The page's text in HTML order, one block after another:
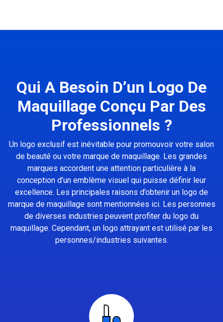
Qui A Besoin D’un Logo De
Maquillage Conçu Par Des
Professionnels ?
Un logo exclusif est inévitable pour promouvoir votre salon
de beauté ou votre marque de maquillage. Les grandes
marques accordent une attention particulière à la
conception d’un emblème visuel qui puisse définir leur
excellence. Les principales raisons d’obtenir un logo de
marque de maquillage sont mentionnées ici. Les personnes
de diverses industries peuvent profiter du logo du
maquillage. Cependant, un logo attrayant est utilisé par les
personnes/industries suivantes.